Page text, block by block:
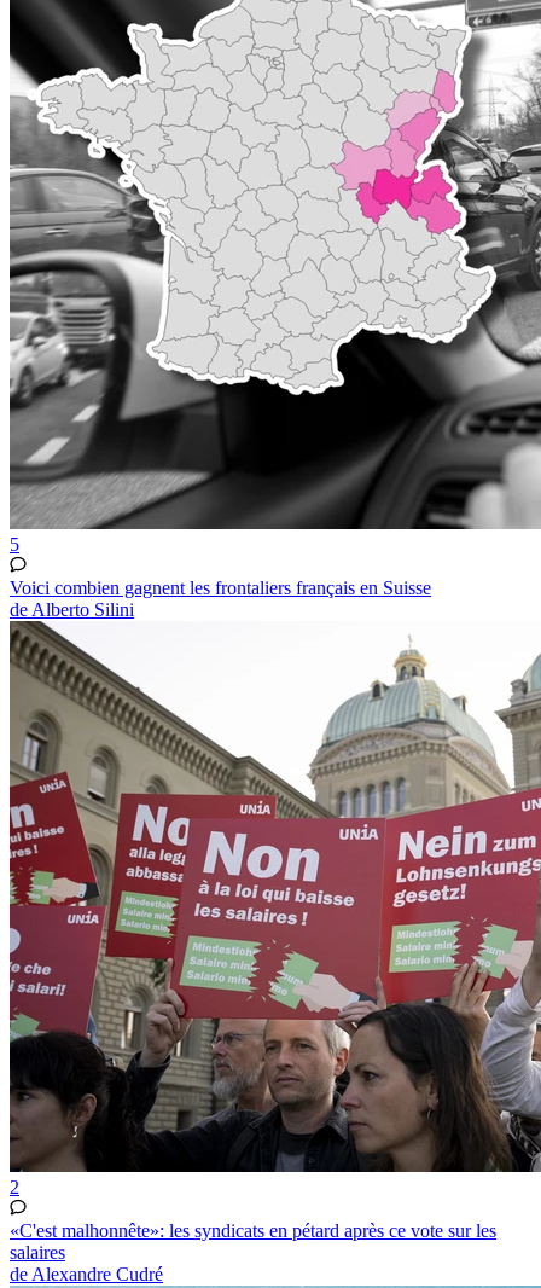
5
Voici combien gagnent les frontaliers français en Suisse
de Alberto Silini
2
«C'est malhonnête»: les syndicats en pétard après ce vote sur les
salaires
de Alexandre Cudré